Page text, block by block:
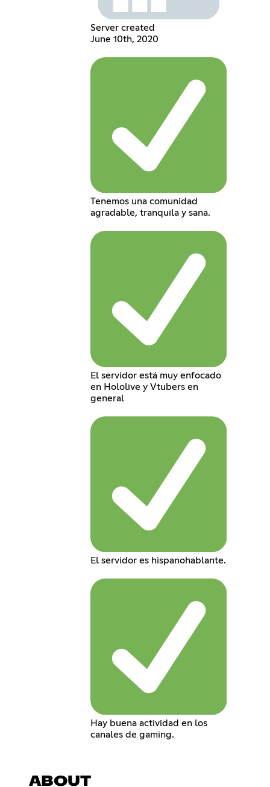
Server created
June 10th, 2020
Tenemos una comunidad
agradable, tranquila y sana.
El servidor está muy enfocado
en Hololive y Vtubers en
general
El servidor es hispanohablante.
Hay buena actividad en los
canales de gaming.
ABOUT